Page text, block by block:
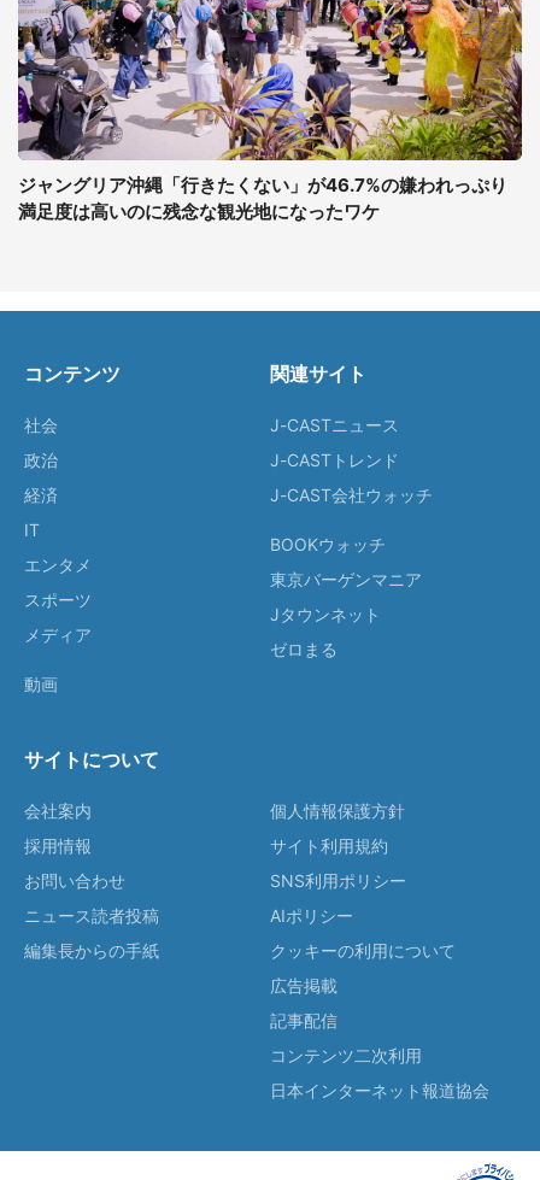
ジャングリア沖縄「行きたくない」が46.7%の嫌われっぷり
満足度は高いのに残念な観光地になったワケ
コンテンツ
社会
政治
経済
IT
エンタメ
スポーツ
メディア
動画
関連サイト
J-CASTニュース
J-CASTトレンド
J-CAST会社ウォッチ
BOOKウォッチ
東京バーゲンマニア
Jタウンネット
ゼロまる
サイトについて
会社案内
採用情報
お問い合わせ
ニュース読者投稿
編集長からの手紙
個人情報保護方針
サイト利用規約
SNS利用ポリシー
AIポリシー
クッキーの利用について
広告掲載
記事配信
コンテンツ二次利用
日本インターネット報道協会